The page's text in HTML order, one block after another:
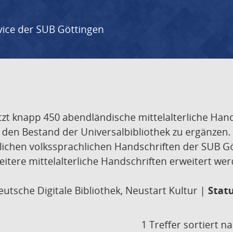
der SUB Göttingen
knapp 450 abendländische mittelalterliche
Bestand der Universalbibliothek zu
volkssprachlichen Handschriften der SUB
mittelalterliche Handschriften erweitert
Digitale Bibliothek, Neustart Kultur |
1 Treffer sortiert